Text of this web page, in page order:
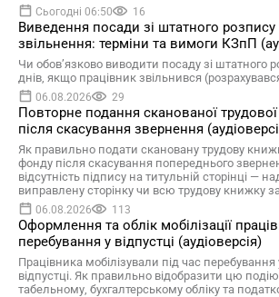
Сьогодні 06:50 16
Виведення посади зі штатного розпису
звільнення: терміни та вимоги КЗпП
Чи обов’язково виводити посаду зі штатного
днів, якщо працівник звільнився
06.08.2026 29
Повторне подання сканованої
після скасування звернення
Як правильно подати скановану трудову
фонду після скасування попереднього
відсутність підпису на титульній сторінці —
виправлену сторінку чи всю трудову книжку
06.08.2026 113
Оформлення та облік мобілізації
перебування у відпустці (аудіоверсія)
Працівника мобілізували під час перебування
відпустці. Як правильно відобразити цю
табельному, бухгалтерському обліку та